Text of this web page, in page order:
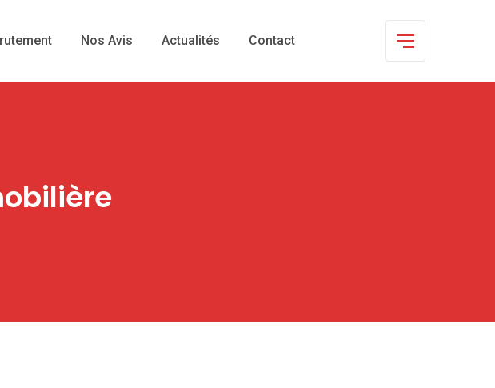
Nos Avis Actualités Contact